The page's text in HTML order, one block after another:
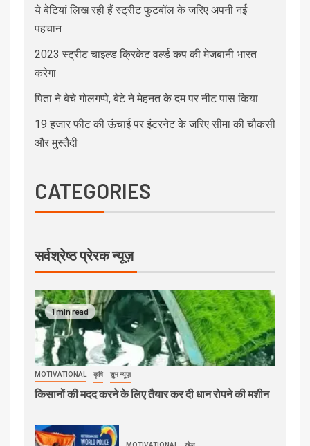
ये बेटियां लिख रही हैं स्ट्रीट फुटबॉल के जरिए अपनी नई
पहचान
2023 स्ट्रीट चाइल्ड क्रिकेट वर्ल्ड कप की मेजबानी भारत
करेगा
पिता ने बेचे गोलगप्पे, बेटे ने मेहनत के दम पर नीट पास किया
19 हजार फीट की ऊंचाई पर इंटरनेट के जरिए सीमा की चौकसी
और मुस्तैदी
CATEGORIES
सर्वश्रेष्ठ प्रेरक न्यूज़
1 min read
MOTIVATIONAL कृषि शुभ न्यूज़
किसानों की मदद करने के लिए तैयार कर दी धान रोपने की मशीन